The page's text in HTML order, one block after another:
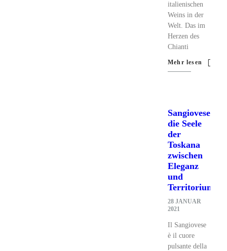
italienischen
Weins in der
Welt. Das im
Herzen des
Chianti
Mehr lesen
Sangiovese:
die Seele
der
Toskana
zwischen
Eleganz
und
Territorium
28 JANUAR
2021
Il Sangiovese
è il cuore
pulsante della